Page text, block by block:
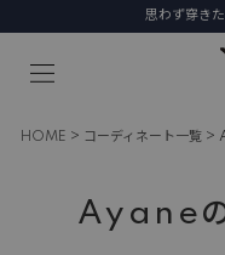
思わず穿き
HOME コーディネート一覧
Ayaneの